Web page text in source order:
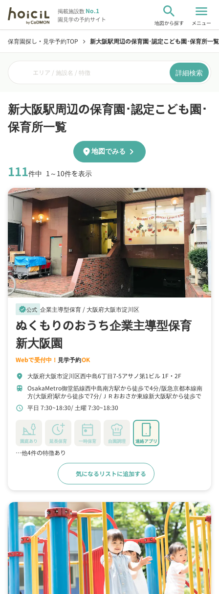
掲載施設数No.1
園見学の予約サイト
search
地図から探す
menu
メニュー
保育園探し・見学予約TOP chevron_right 新大阪駅周辺の保育園･認定こども園･保育所一覧
エリア / 施設名 / 特徴 詳細検索
新大阪駅周辺の保育園･認定こども園･
保育所一覧
111件中 1～10件を表示
location_on地図でみる chevron_right
verified公式 企業主導型保育 / 大阪府大阪市淀川区
ぬくもりのおうち企業主導型保育
新大阪園
Webで受付中！ 見学予約OK
location_on 大阪府大阪市淀川区西中島6丁目7-5アサノ第1ビル 1F・2F
train OsakaMetro御堂筋線西中島南方駅から徒歩で4分 阪急京都本線南
方(大阪府)駅から徒歩で7分
ＪＲおおさか東線新大阪駅から徒歩で
12分
schedule 平日 7:30~18:30 土曜 7:30~18:30
園庭あり 延長保育 一時保育 自園調理 連絡アプリ
…他4件の特徴あり
気になるリストに追加する